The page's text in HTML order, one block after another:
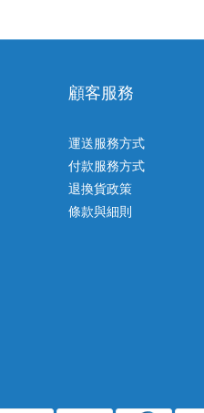
顧客服務
運送服務方式
付款服務方式
退換貨政策
條款與細則